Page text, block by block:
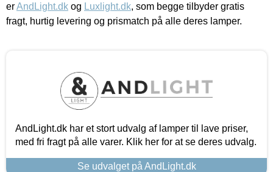
erAndLight.dk og Luxlight.dk, som begge tilbyder gratis
fragt, hurtig levering og prismatch på alle deres lamper.
AndLight.dk har et stort udvalg af lamper til lave priser,
med fri fragt på alle varer. Klik her for at se deres udvalg.
Se udvalget på AndLight.dk